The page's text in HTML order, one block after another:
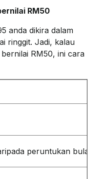
RM50
anda dikira dalam
ringgit. Jadi, kalau
RM50, ini cara
peruntukan bulanan